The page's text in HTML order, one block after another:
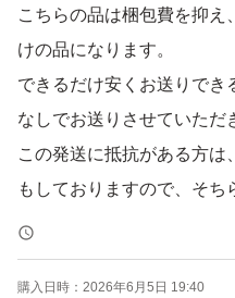
こちらの品は梱包費を抑え
けの品になります。
できるだけ安くお送りでき
なしでお送りさせていただ
この発送に抵抗がある方は
もしておりますので、そち
購入日時： 2026年6月5日 19:40